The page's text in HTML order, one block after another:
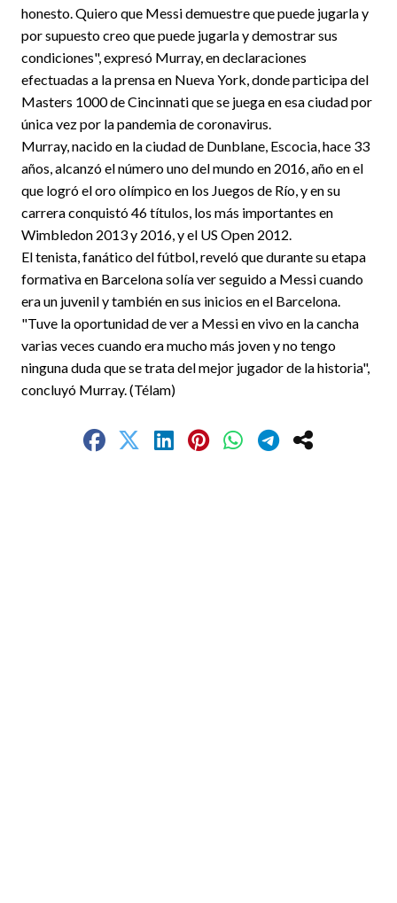
honesto. Quiero que Messi demuestre que puede jugarla y
por supuesto creo que puede jugarla y demostrar sus
condiciones", expresó Murray, en declaraciones
efectuadas a la prensa en Nueva York, donde participa del
Masters 1000 de Cincinnati que se juega en esa ciudad por
única vez por la pandemia de coronavirus.
Murray, nacido en la ciudad de Dunblane, Escocia, hace 33
años, alcanzó el número uno del mundo en 2016, año en el
que logró el oro olímpico en los Juegos de Río, y en su
carrera conquistó 46 títulos, los más importantes en
Wimbledon 2013 y 2016, y el US Open 2012.
El tenista, fanático del fútbol, reveló que durante su etapa
formativa en Barcelona solía ver seguido a Messi cuando
era un juvenil y también en sus inicios en el Barcelona.
"Tuve la oportunidad de ver a Messi en vivo en la cancha
varias veces cuando era mucho más joven y no tengo
ninguna duda que se trata del mejor jugador de la historia",
concluyó Murray. (Télam)